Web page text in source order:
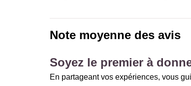
Note moyenne des avis
Soyez le premier à
En partageant vos expériences, vous